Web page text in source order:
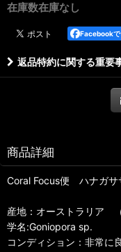
在庫数在庫なし
Facebookで
返品特約に関する重要
商品詳細
Coral Focus便 ハナガサ
産地：オーストラリア
学名:Goniopora sp.
コンディション：非常に